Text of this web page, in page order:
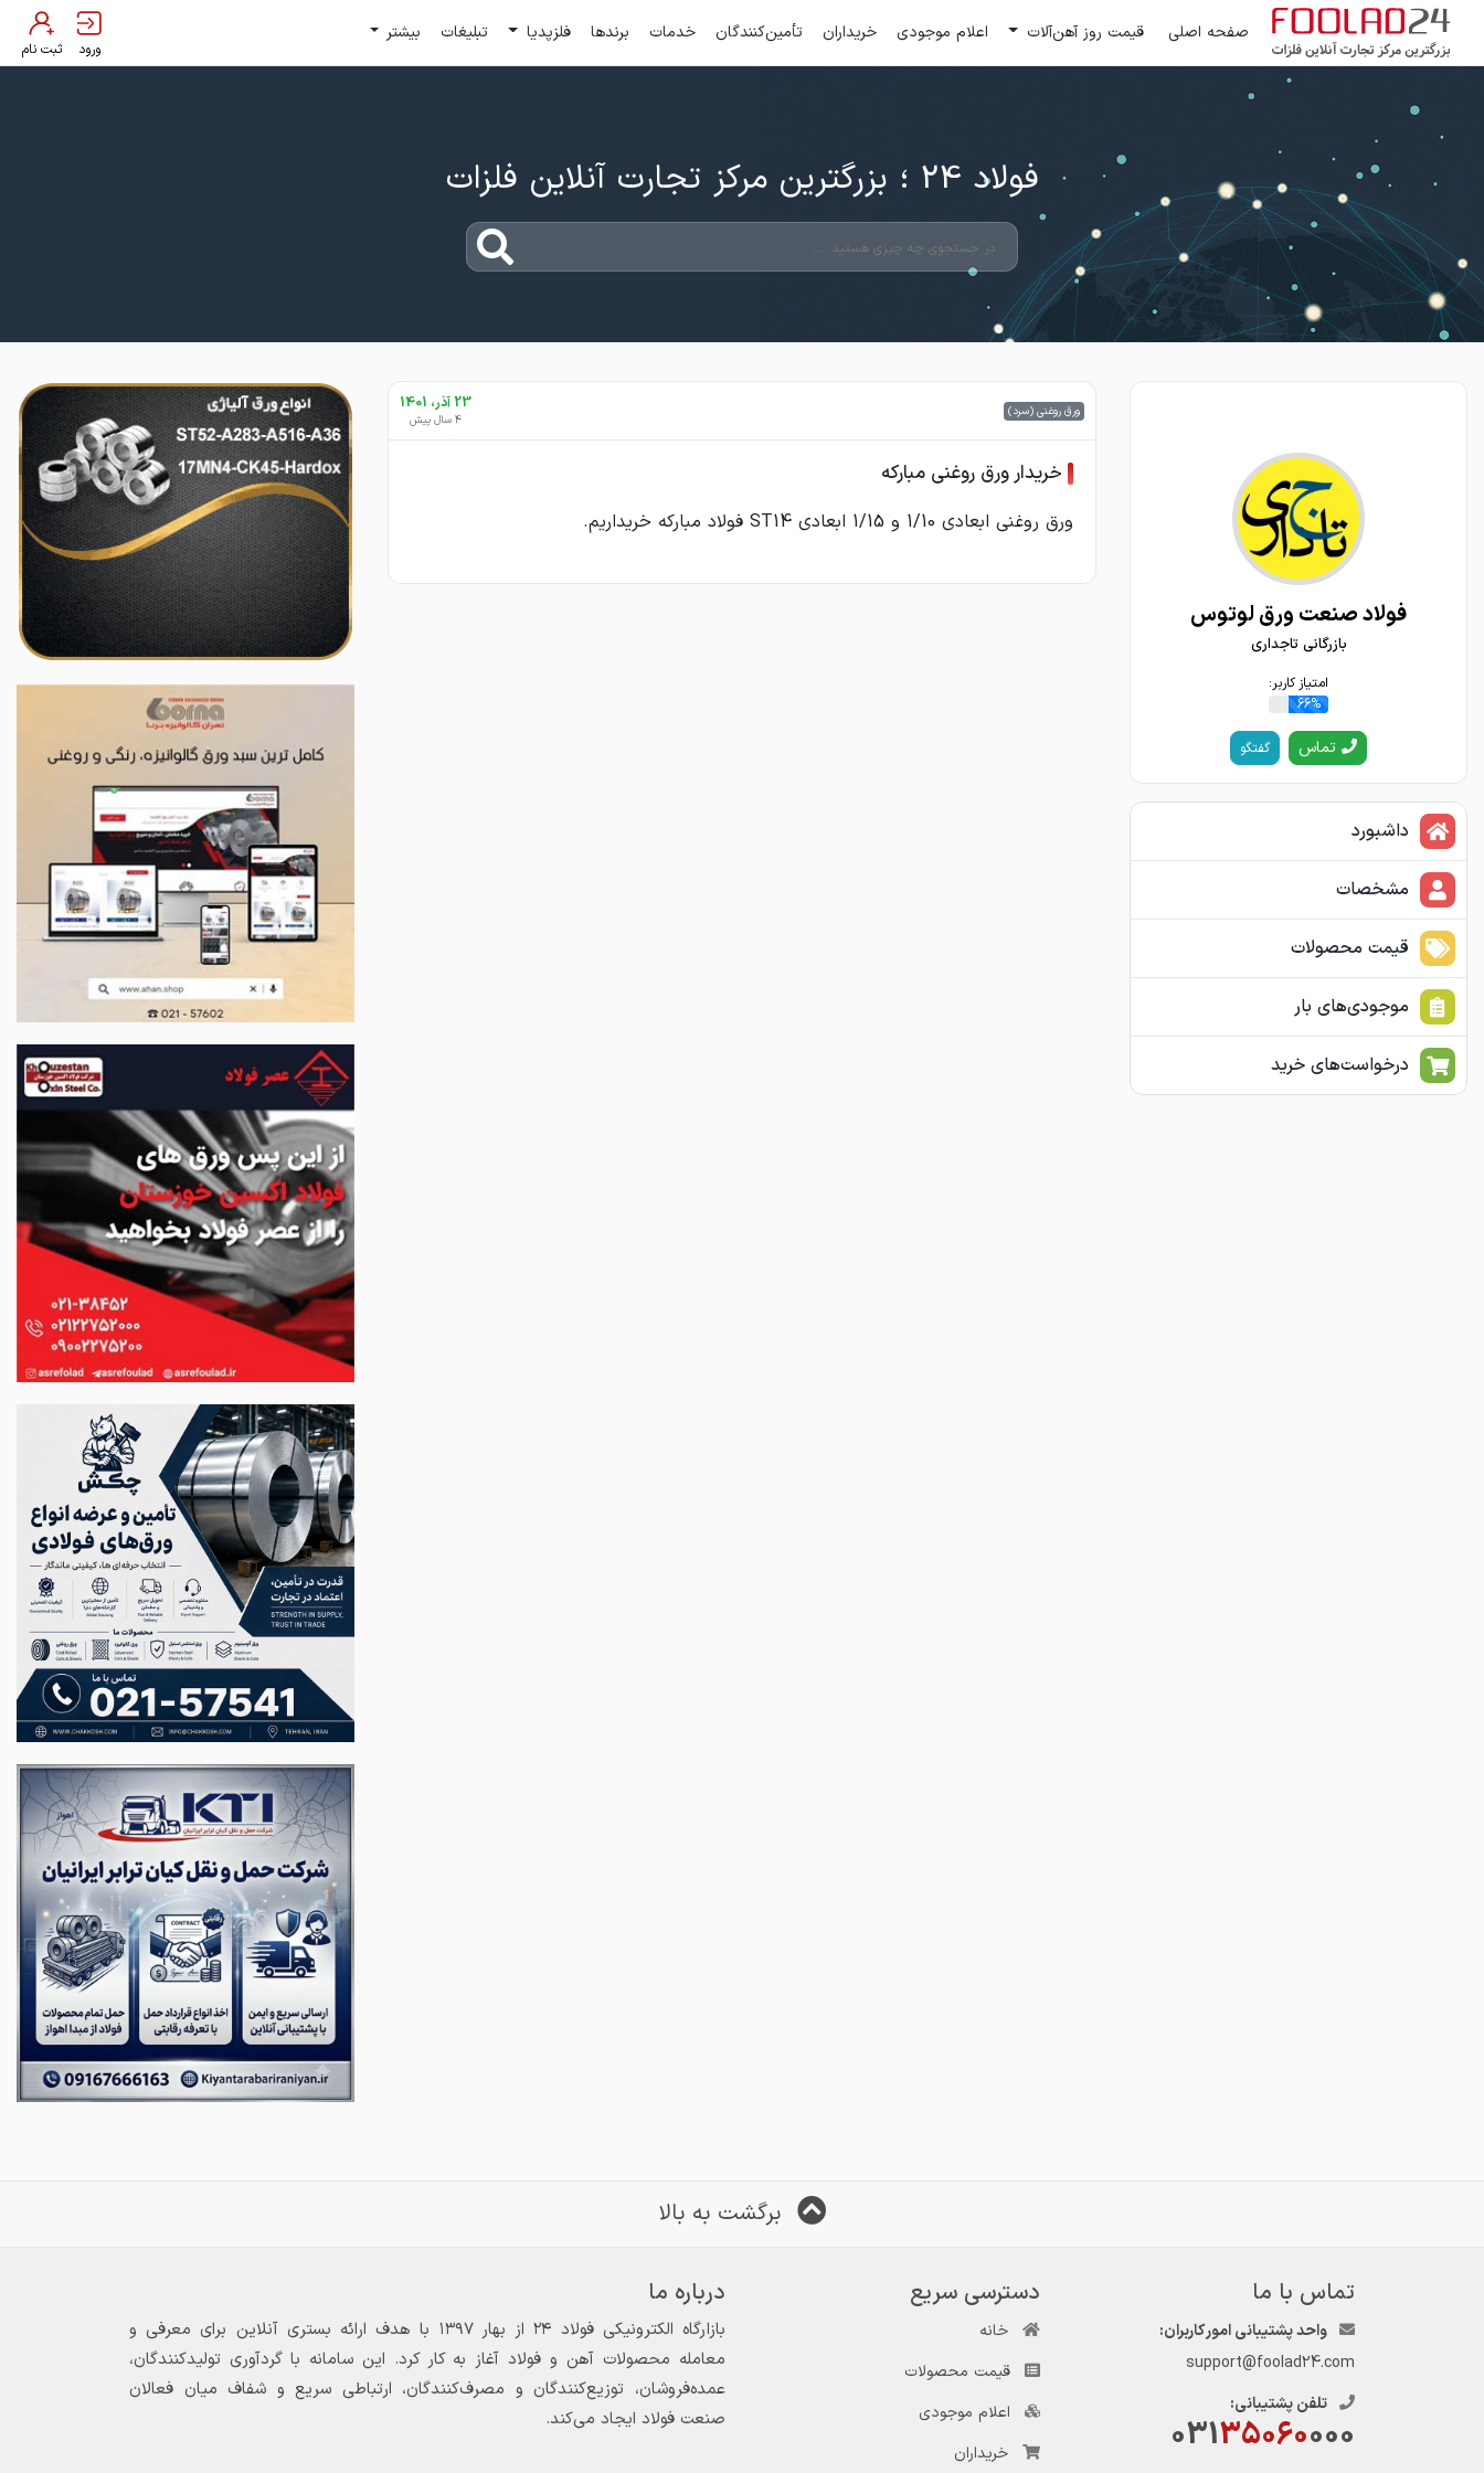
صفحه اصلی قیمت روز آهن‌آلات اعلام موجودی خریداران تأمین‌کنندگان خدمات برندها فلزپدیا تبلیغات بیشتر
ورود ثبت نام
فولاد 24 ؛ بزرگترین مرکز تجارت آنلاین فلزات
فولاد صنعت ورق لوتوس
بازرگانی تاجداری
امتیاز کاربر:
66%
تماس گفتگو
داشبورد
مشخصات
قیمت محصولات
موجودی‌های بار
درخواست‌های خرید
ورق روغنی (سرد) 23 آذر، 1401
4 سال پیش
خریدار ورق روغنی مبارکه
ورق روغنی ابعادی 1/10 و 1/15 ابعادی ST14 فولاد مبارکه خریداریم.
برگشت به بالا
تماس با ما
واحد پشتیبانی امور کاربران:
support@foolad24.com
تلفن پشتیبانی:
03135060000
دسترسی سریع
خانه
قیمت محصولات
اعلام موجودی
خریداران
درباره ما
بازارگاه الکترونیکی فولاد ۲۴ از بهار ۱۳۹۷ با هدف ارائه بستری آنلاین برای معرفی و
معامله محصولات آهن و فولاد آغاز به کار کرد. این سامانه با گردآوری تولیدکنندگان،
عمده‌فروشان، توزیع‌کنندگان و مصرف‌کنندگان، ارتباطی سریع و شفاف میان فعالان
صنعت فولاد ایجاد می‌کند.